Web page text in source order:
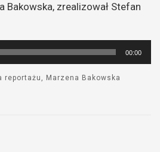
Bakowska, zrealizował Stefan
00:00
reportażu Marzena Bakowska